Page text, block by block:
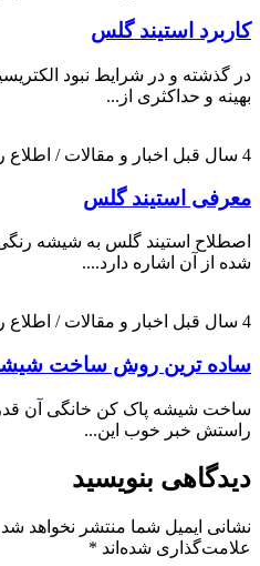
کاربرد استیند گلس
در گذشته و در شرایط نبود
بهینه و حداکثری از...
4 سال قبل اخبار و مقالات /
معرفی استیند گلس
اصطلاح استیند گلس به شیشه رنگی
شده از آن اشاره دارد....
4 سال قبل اخبار و مقالات / اطلاع
ساده ترین روش ساخت
ساخت شیشه پاک کن خانگی آن
راستش خبر خوب این...
دیدگاهی بنویسید
نشانی ایمیل شما منتشر نخواهد
علامت‌گذاری شده‌اند *